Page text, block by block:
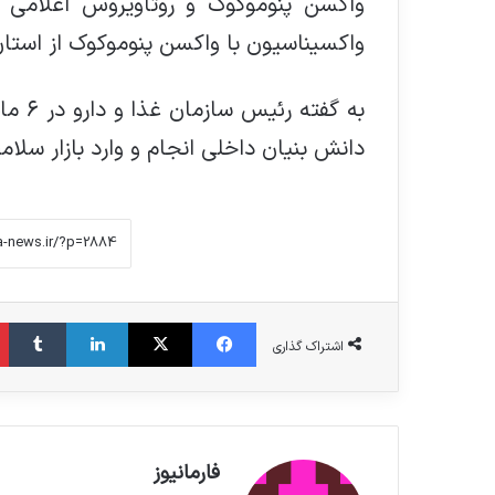
واکسیناسیون با واکسن پنوموکوک از
به
دانش بنیان داخلی انجام و وارد بازار
اشتراک گذاری
فیس بوک X لینکدین ‫تامبلر
فارمانیوز